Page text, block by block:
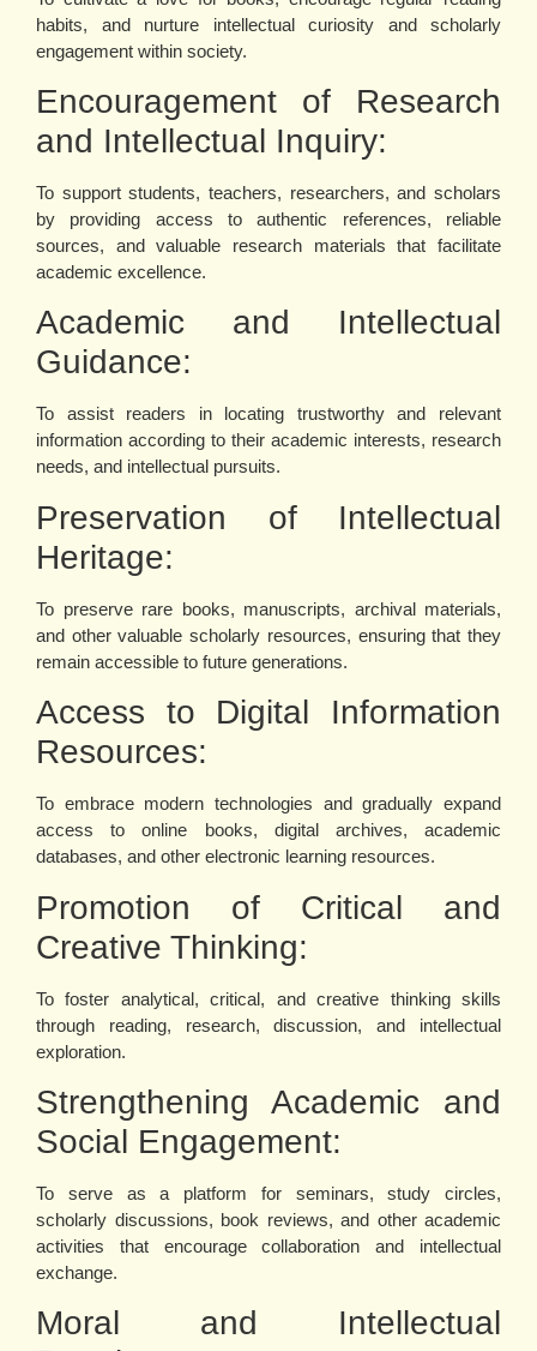
habits, and nurture intellectual curiosity and scholarly
engagement within society.
Encouragement of Research
and Intellectual Inquiry:
To support students, teachers, researchers, and scholars
by providing access to authentic references, reliable
sources, and valuable research materials that facilitate
academic excellence.
Academic and Intellectual
Guidance:
To assist readers in locating trustworthy and relevant
information according to their academic interests, research
needs, and intellectual pursuits.
Preservation of Intellectual
Heritage:
To preserve rare books, manuscripts, archival materials,
and other valuable scholarly resources, ensuring that they
remain accessible to future generations.
Access to Digital Information
Resources:
To embrace modern technologies and gradually expand
access to online books, digital archives, academic
databases, and other electronic learning resources.
Promotion of Critical and
Creative Thinking:
To foster analytical, critical, and creative thinking skills
through reading, research, discussion, and intellectual
exploration.
Strengthening Academic and
Social Engagement:
To serve as a platform for seminars, study circles,
scholarly discussions, book reviews, and other academic
activities that encourage collaboration and intellectual
exchange.
Moral and Intellectual